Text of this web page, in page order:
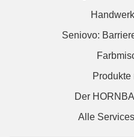
Seniovo:
Produkte
Der
Alle